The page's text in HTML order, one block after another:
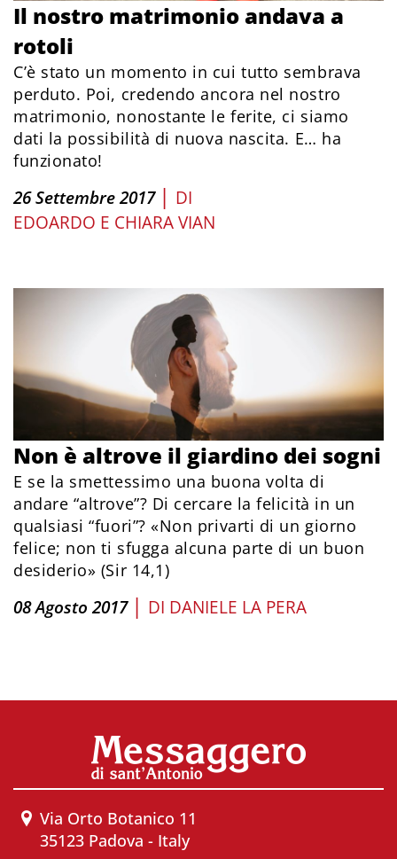
Il nostro matrimonio andava a
rotoli
C’è stato un momento in cui tutto sembrava
perduto. Poi, credendo ancora nel nostro
matrimonio, nonostante le ferite, ci siamo
dati la possibilità di nuova nascita. E… ha
funzionato!
26 Settembre 2017 | DI
EDOARDO E CHIARA VIAN
Non è altrove il giardino dei sogni
E se la smettessimo una buona volta di
andare “altrove”? Di cercare la felicità in un
qualsiasi “fuori”? «Non privarti di un giorno
felice; non ti sfugga alcuna parte di un buon
desiderio» (Sir 14,1)
08 Agosto 2017 | DI DANIELE LA PERA
Via Orto Botanico 11
35123 Padova - Italy